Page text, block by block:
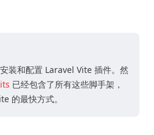
装和配置 Laravel Vite 插件。然
已经包含了所有这些脚手架，
的最快方式。